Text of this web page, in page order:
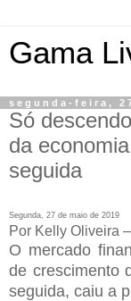
Gama
segunda-feira,
Só
da
seguida
Segunda, 27 de maio de 2019
Por Kelly Oliveira
O mercado
de crescimento
seguida, caiu a